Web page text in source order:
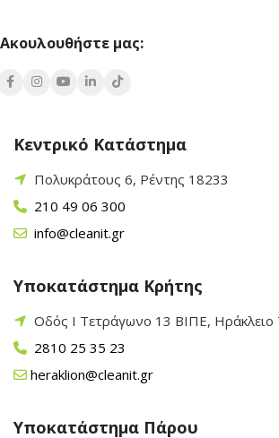
Ακουλουθήστε μας:
Κεντρικό Κατάστημα
Πολυκράτους 6, Ρέντης 18233
210 49 06 300
info@cleanit.gr
Υποκατάστημα Κρήτης
Οδός Ι Τετράγωνο 13 ΒΙΠΕ, Ηράκλειο
2810 25 35 23
heraklion@cleanit.gr
Υποκατάστημα Πάρου